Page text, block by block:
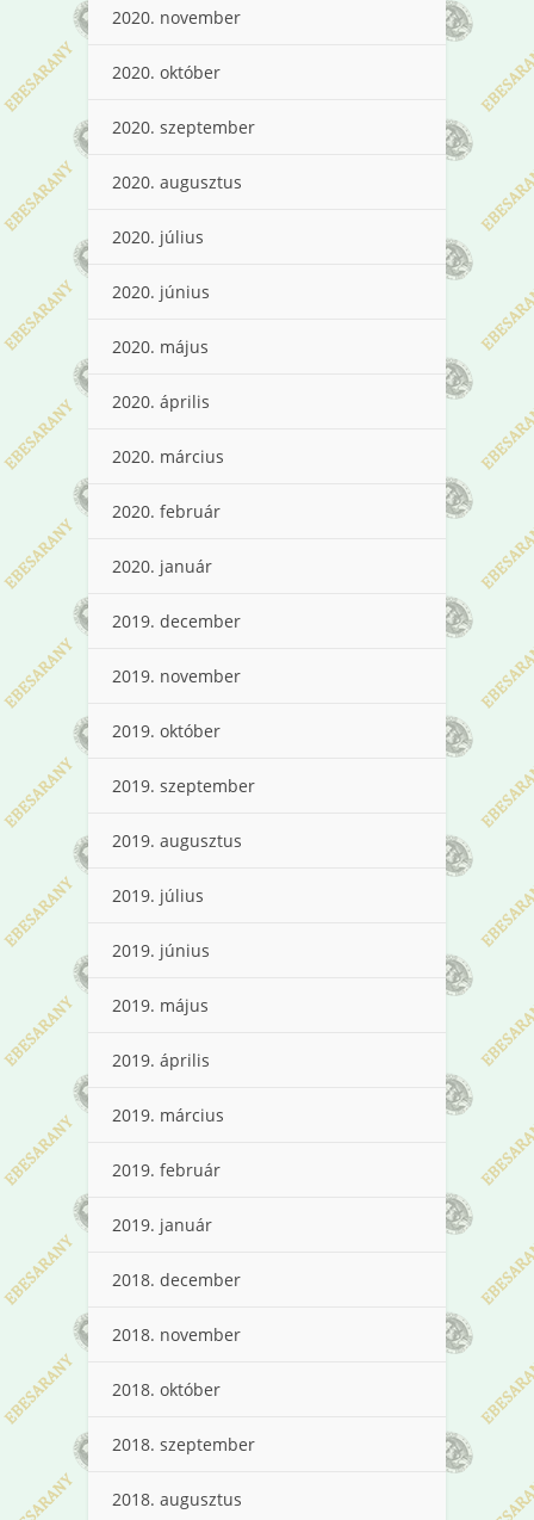
2020. november
2020. október
2020. szeptember
2020. augusztus
2020. július
2020. június
2020. május
2020. április
2020. március
2020. február
2020. január
2019. december
2019. november
2019. október
2019. szeptember
2019. augusztus
2019. július
2019. június
2019. május
2019. április
2019. március
2019. február
2019. január
2018. december
2018. november
2018. október
2018. szeptember
2018. augusztus